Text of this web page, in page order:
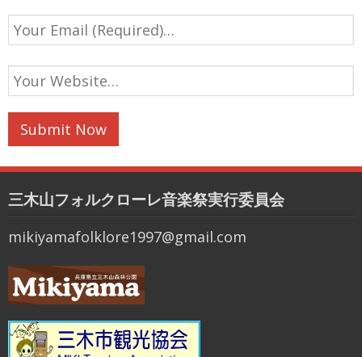
三木山フォルクローレ音楽祭実行委員会
mikiyamafolklore1997@gmail.com